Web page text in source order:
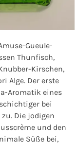
Gueule-
Thunfisch,
Kirschen,
Alge. Der erste
Aromatik eines
bei
Die jodigen
und den
Süße bei,